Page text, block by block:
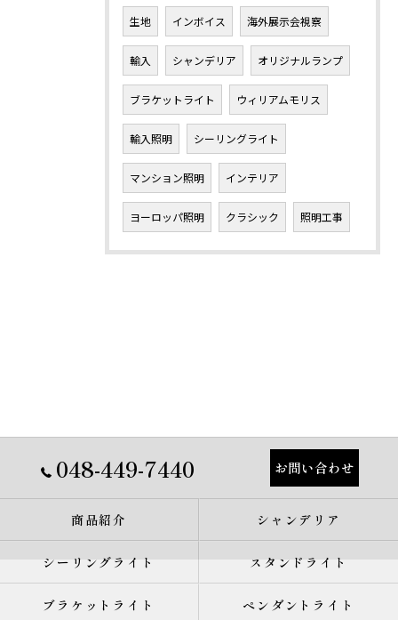
生地 インボイス 海外展示会視察
輸入 シャンデリア オリジナルランプ
ブラケットライト ウィリアムモリス
輸入照明 シーリングライト
マンション照明 インテリア
ヨーロッパ照明 クラシック 照明工事
048-449-7440 お問い合わせ
商品紹介 シャンデリア
シーリングライト スタンドライト
ブラケットライト ペンダントライト